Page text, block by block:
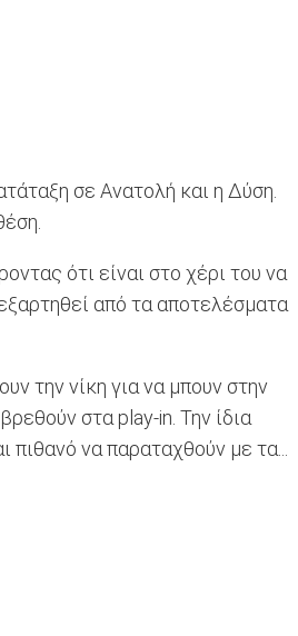
σε Ανατολή και η Δύση.
ότι είναι στο χέρι του να
από τα αποτελέσματα
την νίκη για να μπουν στην
στα play-in. Την ίδια
πιθανό να παραταχθούν με τα...